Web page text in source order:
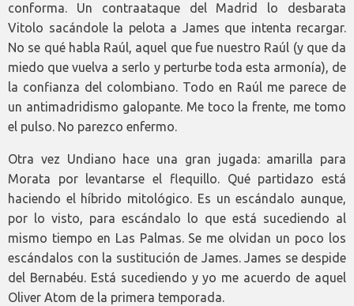
conforma. Un contraataque del Madrid lo desbarata
Vitolo sacándole la pelota a James que intenta recargar.
No se qué habla Raúl, aquel que fue nuestro Raúl (y que da
miedo que vuelva a serlo y perturbe toda esta armonía), de
la confianza del colombiano. Todo en Raúl me parece de
un antimadridismo galopante. Me toco la frente, me tomo
el pulso. No parezco enfermo.
Otra vez Undiano hace una gran jugada: amarilla para
Morata por levantarse el flequillo. Qué partidazo está
haciendo el híbrido mitológico. Es un escándalo aunque,
por lo visto, para escándalo lo que está sucediendo al
mismo tiempo en Las Palmas. Se me olvidan un poco los
escándalos con la sustitución de James. James se despide
del Bernabéu. Está sucediendo y yo me acuerdo de aquel
Oliver Atom de la primera temporada.